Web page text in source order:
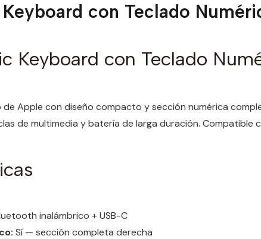
con Teclado
Keyboard con Teclado
de Apple con diseño compacto y sección numérica
de multimedia y batería de larga duración. Compatible
inalámbrico + USB-C
Sí — sección completa derecha